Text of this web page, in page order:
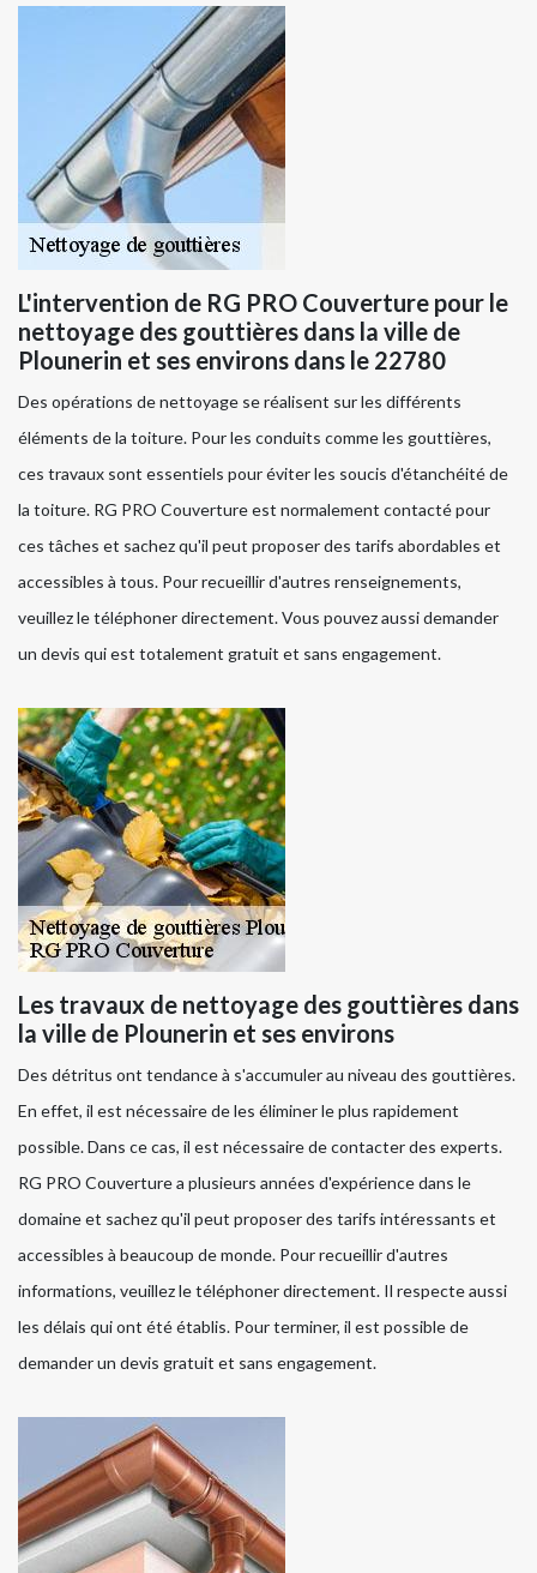
L'intervention de RG PRO Couverture pour le
nettoyage des gouttières dans la ville de
Plounerin et ses environs dans le 22780
Des opérations de nettoyage se réalisent sur les différents
éléments de la toiture. Pour les conduits comme les gouttières,
ces travaux sont essentiels pour éviter les soucis d'étanchéité de
la toiture. RG PRO Couverture est normalement contacté pour
ces tâches et sachez qu'il peut proposer des tarifs abordables et
accessibles à tous. Pour recueillir d'autres renseignements,
veuillez le téléphoner directement. Vous pouvez aussi demander
un devis qui est totalement gratuit et sans engagement.
Les travaux de nettoyage des gouttières dans
la ville de Plounerin et ses environs
Des détritus ont tendance à s'accumuler au niveau des gouttières.
En effet, il est nécessaire de les éliminer le plus rapidement
possible. Dans ce cas, il est nécessaire de contacter des experts.
RG PRO Couverture a plusieurs années d'expérience dans le
domaine et sachez qu'il peut proposer des tarifs intéressants et
accessibles à beaucoup de monde. Pour recueillir d'autres
informations, veuillez le téléphoner directement. Il respecte aussi
les délais qui ont été établis. Pour terminer, il est possible de
demander un devis gratuit et sans engagement.